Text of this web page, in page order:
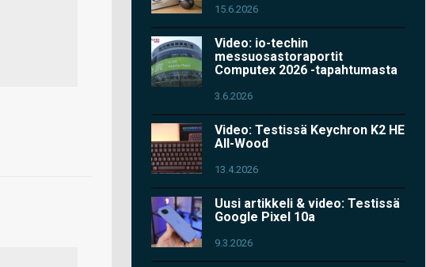
15.6.2026
Video: io-techin
messuosastoraportit
Computex 2026 -tapahtumasta
3.6.2026
Video: Testissä Keychron K2 HE
All-Wood
13.4.2026
Uusi artikkeli & video: Testissä
Google Pixel 10a
9.3.2026